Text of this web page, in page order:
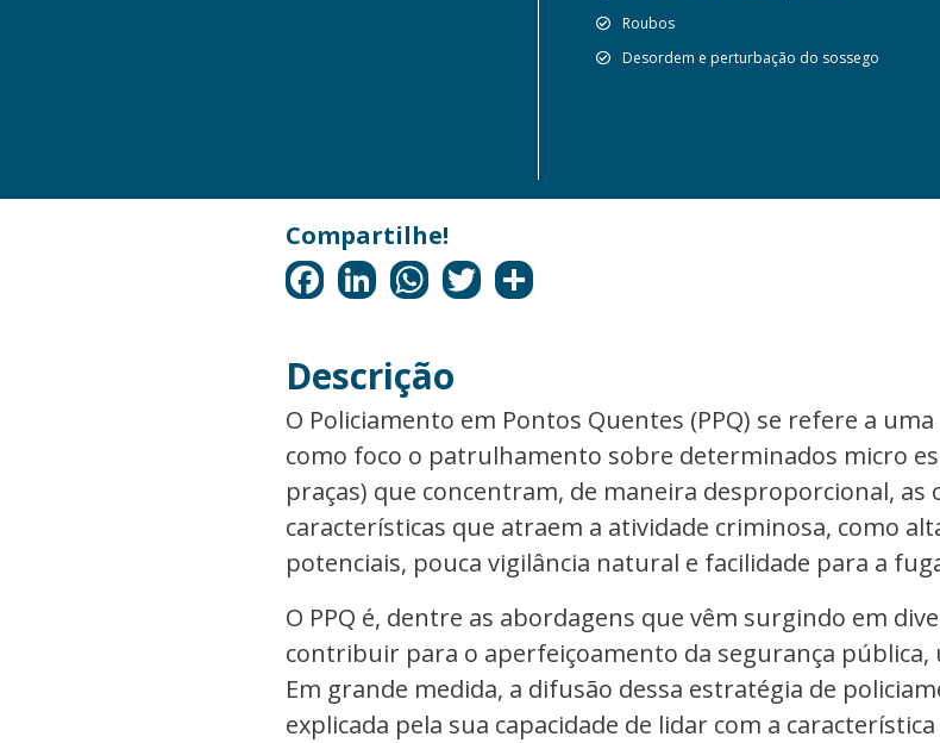
Roubos
Desordem e perturbação do sossego
Descrição
O Policiamento em Pontos Quentes (PPQ) se refere a
como foco o patrulhamento sobre determinados micro
praças) que concentram, de maneira desproporcional, as
características que atraem a atividade criminosa, como
potenciais, pouca vigilância natural e facilidade para a
O PPQ é, dentre as abordagens que vêm surgindo em
contribuir para o aperfeiçoamento da segurança pública,
Em grande medida, a difusão dessa estratégia de
explicada pela sua capacidade de lidar com a